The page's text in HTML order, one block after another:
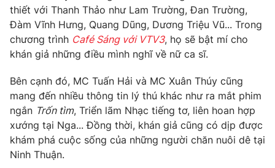
Phim VTV
Hậu trường
Khán giả
Giải sao mai
Giải trí
Điện ảnh
Âm nhạc
Sao
Du lịch
Làm đẹp
Chất lượng cuộc sống
Giáo dục
Tuyển sinh
Học trực tuyến
Công nghệ
thiết với Thanh Thảo như Lam Trường, Đan Trường,
Đàm Vĩnh Hưng, Quang Dũng, Dương Triệu Vũ... Trong
chương trình Café Sáng với VTV3, họ sẽ bật mí cho
khán giả những điều mình nghĩ về nữ ca sĩ.
Bên cạnh đó, MC Tuấn Hải và MC Xuân Thúy cũng
mang đến nhiều thông tin lý thú khác như ra mắt phim
ngắn Trốn tìm, Triển lãm Nhạc tiếng tơ, liên hoan hợp
xướng tại Nga... Đồng thời, khán giả cũng có dịp được
khám phá cuộc sống của những người chăn nuôi dê tại
Ninh Thuận.